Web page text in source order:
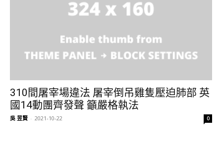
310間屠宰場違法 屠宰倒吊雞隻壓迫肺部 英
國14動團齊發聲 籲嚴格執法
吳 昱賢 - 2021-10-22 0